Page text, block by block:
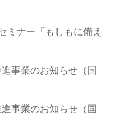
ナー「もしもに備え
事業のお知らせ（国
事業のお知らせ（国